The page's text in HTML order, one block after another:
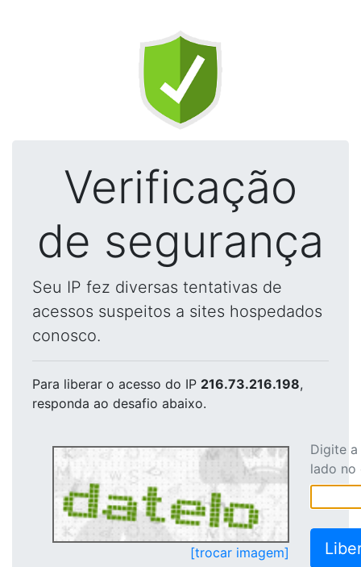
Verificação
de segurança
Seu IP fez diversas tentativas de
acessos suspeitos a sites hospedados
conosco.
Para liberar o acesso do IP 216.73.216.198,
responda ao desafio abaixo.
[trocar imagem]
Digite
lado no